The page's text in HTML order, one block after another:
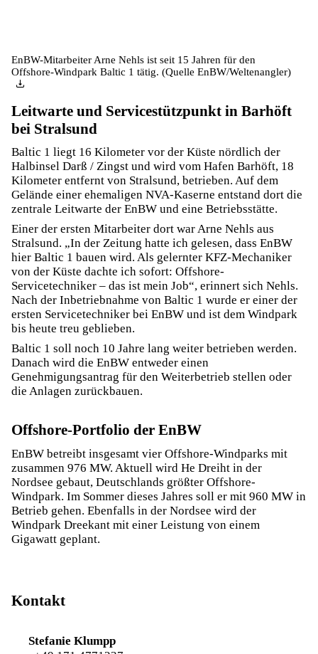
EnBW-Mitarbeiter Arne Nehls ist seit 15 Jahren für den
Offshore-Windpark Baltic 1 tätig. (Quelle EnBW/Weltenangler)
Leitwarte und Servicestützpunkt in Barhöft
bei Stralsund
Baltic 1 liegt 16 Kilometer vor der Küste nördlich der
Halbinsel Darß / Zingst und wird vom Hafen Barhöft, 18
Kilometer entfernt von Stralsund, betrieben. Auf dem
Gelände einer ehemaligen NVA-Kaserne entstand dort die
zentrale Leitwarte der EnBW und eine Betriebsstätte.
Einer der ersten Mitarbeiter dort war Arne Nehls aus
Stralsund. „In der Zeitung hatte ich gelesen, dass EnBW
hier Baltic 1 bauen wird. Als gelernter KFZ-Mechaniker
von der Küste dachte ich sofort: Offshore-
Servicetechniker – das ist mein Job“, erinnert sich Nehls.
Nach der Inbetriebnahme von Baltic 1 wurde er einer der
ersten Servicetechniker bei EnBW und ist dem Windpark
bis heute treu geblieben.
Baltic 1 soll noch 10 Jahre lang weiter betrieben werden.
Danach wird die EnBW entweder einen
Genehmigungsantrag für den Weiterbetrieb stellen oder
die Anlagen zurückbauen.
Offshore-Portfolio der EnBW
EnBW betreibt insgesamt vier Offshore-Windparks mit
zusammen 976 MW. Aktuell wird He Dreiht in der
Nordsee gebaut, Deutschlands größter Offshore-
Windpark. Im Sommer dieses Jahres soll er mit 960 MW in
Betrieb gehen. Ebenfalls in der Nordsee wird der
Windpark Dreekant mit einer Leistung von einem
Gigawatt geplant.
Kontakt
Stefanie Klumpp